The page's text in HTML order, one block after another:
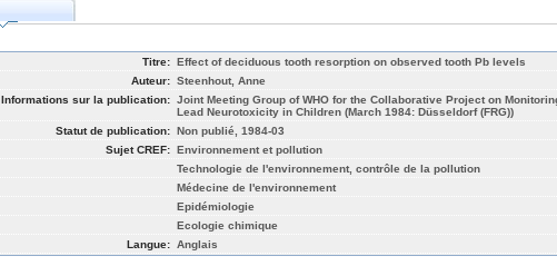
Titre: Effect of deciduous tooth resorption on observed tooth Pb levels
Auteur: Steenhout, Anne
Informations sur la publication: Joint Meeting Group of WHO for the Collaborative Project on
Lead Neurotoxicity in Children (March 1984: Düsseldorf (FRG))
Statut de publication: Non publié, 1984-03
Sujet CREF: Environnement et pollution
Technologie de l'environnement, contrôle de la pollution
Médecine de l'environnement
Epidémiologie
Ecologie chimique
Langue: Anglais